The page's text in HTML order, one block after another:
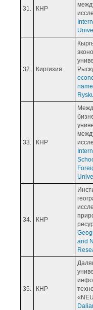
31. КНР
32. Киргизия
33. КНР
34. КНР
and
35. КНР